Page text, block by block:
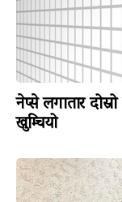
नेप्से लगातार
खुम्चियो